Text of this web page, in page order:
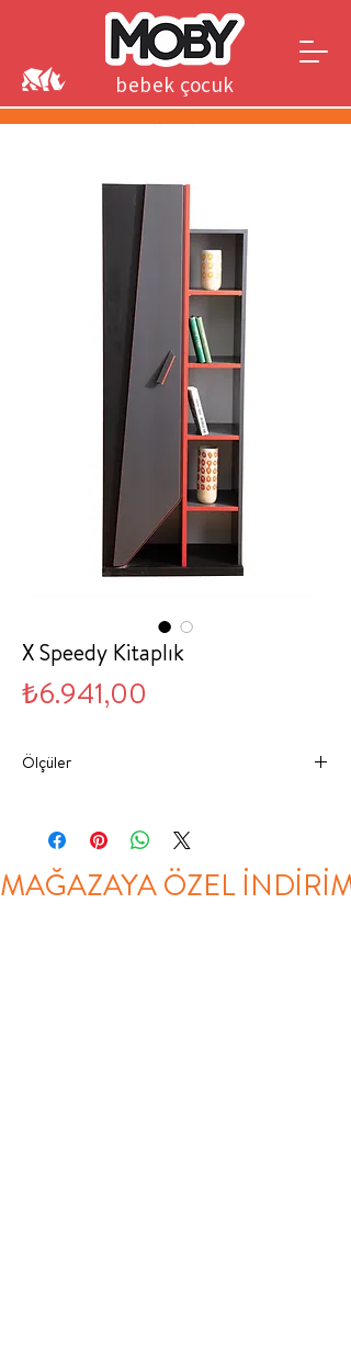
bebek çocuk
genç
X Speedy Kitaplık
₺6.941,00
Ölçüler
MAĞAZAYA ÖZEL İNDİRİM